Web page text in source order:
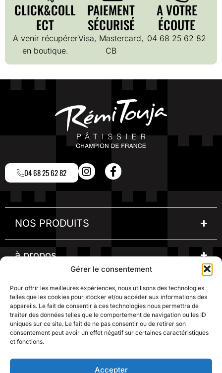
Gérer le consentement
Pour offrir les meilleures expériences, nous utilisons des technologies
telles que les cookies pour stocker et/ou accéder aux informations des
appareils. Le fait de consentir à ces technologies nous permettra de
traiter des données telles que le comportement de navigation ou les ID
uniques sur ce site. Le fait de ne pas consentir ou de retirer son
consentement peut avoir un effet négatif sur certaines caractéristiques
et fonctions.
Accepter
CLICK&COLL
ECT
A venir récupérer
en boutique.
PAIEMENT
SÉCURISÉ
Visa, Mastercard,
CB
A VOTRE
ÉCOUTE
04 68 25 62 82
04 68 25 62 82
NOS PRODUITS
à propos
informations
une question ?